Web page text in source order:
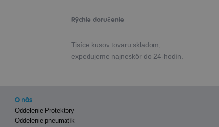
Rýchle doručenie
Tisíce kusov tovaru skladom,
expedujeme najneskôr do 24-hodín.
O nás
Oddelenie Protektory
Oddelenie pneumatík